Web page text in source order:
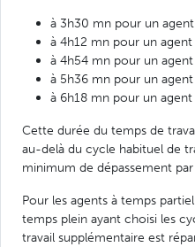
à 3h30 mn pour un
à 4h12 mn pour un agent
à 4h54 mn pour un agent
à 5h36 mn pour un agent
à 6h18 mn pour un agent
Cette durée du temps de
au-delà du cycle habituel de
minimum de dépassement
Pour les agents à temps
temps plein ayant choisi les
travail supplémentaire est